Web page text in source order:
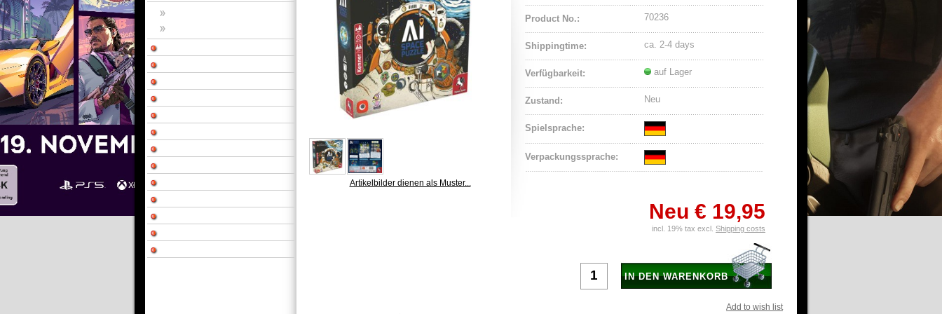
Artikelbilder dienen als Muster...
Product No.: 70236
Shippingtime: ca. 2-4 days
Verfügbarkeit: auf Lager
Zustand: Neu
Spielsprache:
Verpackungssprache:
Neu € 19,95
incl. 19% tax excl. Shipping costs
IN DEN WARENKORB
Add to wish list